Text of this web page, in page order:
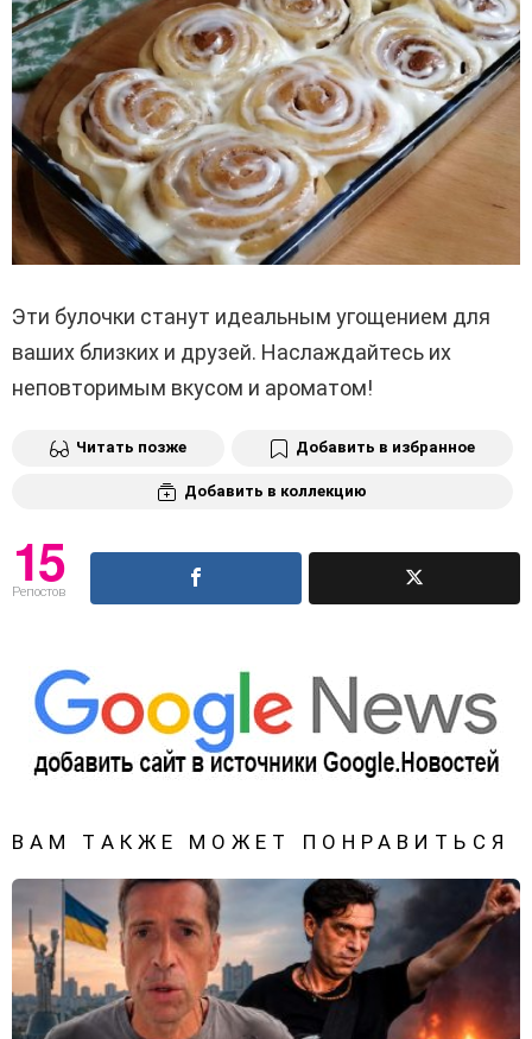
Эти булочки станут идеальным угощением для
ваших близких и друзей. Наслаждайтесь их
неповторимым вкусом и ароматом!
Читать позже Добавить в избранное
Добавить в коллекцию
15
Репостов
ВАМ ТАКЖЕ МОЖЕТ ПОНРАВИТЬСЯ